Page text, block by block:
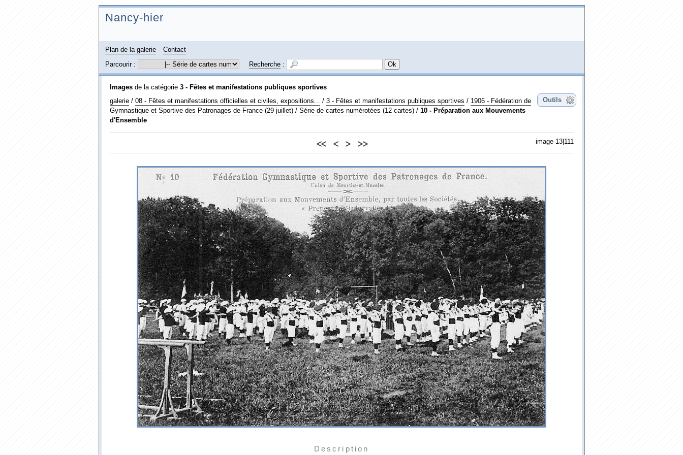
Nancy-hier
Plan de la galerie
Contact
Parcourir :
Recherche:
Imagesde la catégorie 3 - Fêtes et manifestations publiques sportives
Outils
galerie/ 08 - Fêtes et manifestations officielles et civiles, expositions... / 3 - Fêtes et manifestations publiques sportives / 1906 - Fédération de
Gymnastique et Sportive des Patronages de France (29 juillet)/ Série de cartes numérotées (12 cartes)/ 10 - Préparation aux Mouvements
d'Ensemble
image 13|111
<< < > >>
Description